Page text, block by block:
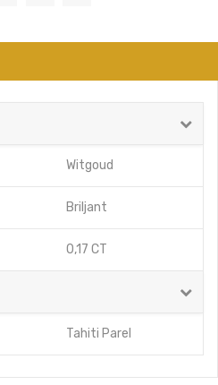
Witgoud
Briljant
0,17 CT
Tahiti Parel